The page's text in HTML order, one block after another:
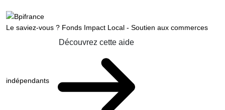
Le saviez-vous ? Fonds Impact Local - Soutien aux commerces
indépendants
Découvrez cette aide